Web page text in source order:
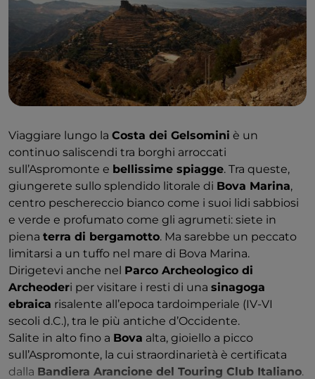
Viaggiare lungo la Costa dei Gelsomini è un
continuo saliscendi tra borghi arroccati
sull’Aspromonte e bellissime spiagge. Tra queste,
giungerete sullo splendido litorale di Bova Marina,
centro peschereccio bianco come i suoi lidi sabbiosi
e verde e profumato come gli agrumeti: siete in
piena terra di bergamotto. Ma sarebbe un peccato
limitarsi a un tuffo nel mare di Bova Marina.
Dirigetevi anche nel Parco Archeologico di
Archeoderi per visitare i resti di una sinagoga
ebraica risalente all’epoca tardoimperiale (IV-VI
secoli d.C.), tra le più antiche d’Occidente.
Salite in alto fino a Bova alta, gioiello a picco
sull’Aspromonte, la cui straordinarietà è certificata
dalla Bandiera Arancione del Touring Club Italiano.